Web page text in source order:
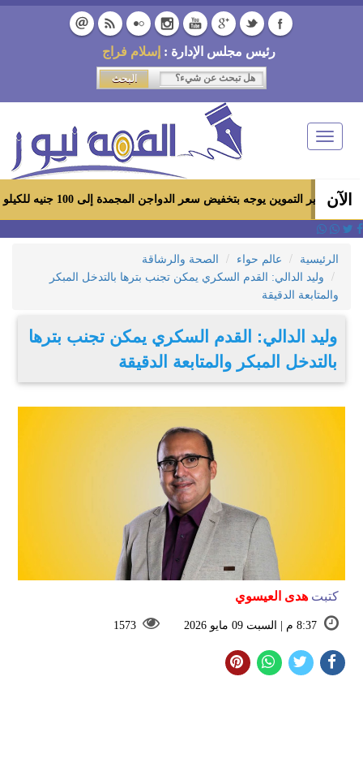
رئيس مجلس الإدارة : إسلام فراج
Toggle
navigation
الآن
وزير التموين يوجه بتخفيض سعر الدواجن المجمدة إلى 100 جنيه للكيلو بالمجمعات الاستهلاكية ومعارض «أهلاً رمضان»
الرئيسية عالم حواء
الصحة والرشاقة
وليد الدالي: القدم السكري يمكن تجنب بترها بالتدخل المبكر
والمتابعة الدقيقة
وليد الدالي: القدم السكري يمكن تجنب بترها
بالتدخل المبكر والمتابعة الدقيقة
كتبت هدى العيسوي
8:37 م | السبت 09 مايو 2026 1573